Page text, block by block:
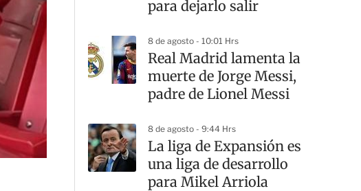
para dejarlo salir
8 de agosto - 10:01 Hrs
Real Madrid lamenta la
muerte de Jorge Messi,
padre de Lionel Messi
8 de agosto - 9:44 Hrs
La liga de Expansión es
una liga de desarrollo
para Mikel Arriola